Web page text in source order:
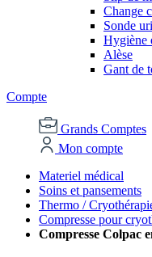
Change
Sonde
Hygiène
Alèse
Gant de
Compte
Grands Comptes
Mon compte
Materiel médical
Soins et pansements
Thermo /
Compresse pour
Compresse Colpac